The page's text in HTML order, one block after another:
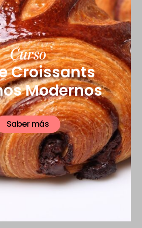
Curso
Croissants
Modernos
Saber más